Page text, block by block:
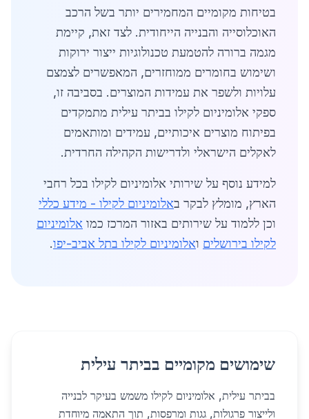
בטיחות מקומיים המחמירים יותר בשל הרכב
האוכלוסייה והבנייה הייחודית. לצד זאת, קיימת
מגמה ברורה להטמעת טכנולוגיות ייצור ירוקות
ושימוש בחומרים ממוחזרים, המאפשרים לצמצם
עלויות ולשפר את עמידות המוצרים. בסביבה זו,
ספקי אלומיניום לקילו בביתר עילית מתמקדים
בפיתוח מוצרים איכותיים, עמידים ומותאמים
לאקלים הישראלי ולדרישות הקהילה החרדית.
למידע נוסף על שירותי אלומיניום לקילו בכל רחבי
הארץ, מומלץ לבקר באלומיניום לקילו - מידע כללי
וכן ללמוד על שירותים באזור המרכז כמו אלומיניום
לקילו בירושלים ואלומיניום לקילו בתל אביב-יפו.
שימושים מקומיים בביתר עילית
בביתר עילית, אלומיניום לקילו משמש בעיקר לבנייה
ולייצור פרגולות, גגות ומרפסות, תוך התאמה מיוחדת